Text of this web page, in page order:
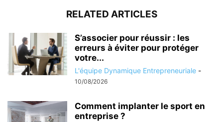
RELATED ARTICLES
S’associer pour réussir : les
erreurs à éviter pour protéger
votre...
L'équipe Dynamique Entrepreneuriale -
10/08/2026
Comment implanter le sport en
entreprise ?